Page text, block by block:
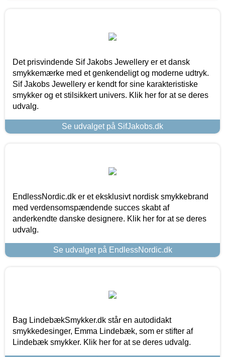
Det prisvindende Sif Jakobs Jewellery er et dansk
smykkemærke med et genkendeligt og moderne udtryk.
Sif Jakobs Jewellery er kendt for sine karakteristiske
smykker og et stilsikkert univers. Klik her for at se deres
udvalg.
Se udvalget på SifJakobs.dk
EndlessNordic.dk er et eksklusivt nordisk smykkebrand
med verdensomspændende succes skabt af
anderkendte danske designere. Klik her for at se deres
udvalg.
Se udvalget på EndlessNordic.dk
Bag LindebækSmykker.dk står en autodidakt
smykkedesinger, Emma Lindebæk, som er stifter af
Lindebæk smykker. Klik her for at se deres udvalg.